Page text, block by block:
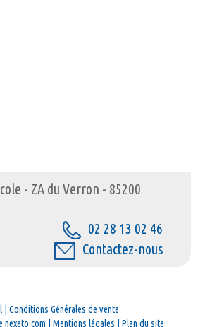
- ZA du Verron - 85200
02 28 13 02 46
Contactez-nous
| Conditions Générales de vente
nexeto.com | Mentions légales | Plan du site